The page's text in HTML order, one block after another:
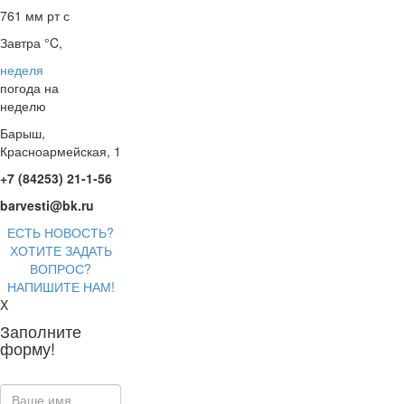
761 мм рт с
Завтра °C,
неделя
погода на
неделю
Барыш,
Красноармейская, 1
+7 (84253) 21-1-56
barvesti@bk.ru
ЕСТЬ НОВОСТЬ?
ХОТИТЕ ЗАДАТЬ
ВОПРОС?
НАПИШИТЕ НАМ!
X
Заполните
форму!